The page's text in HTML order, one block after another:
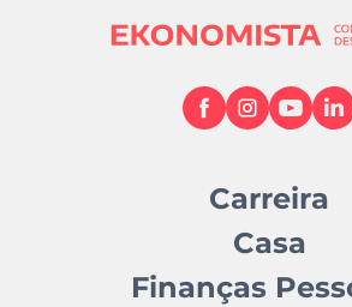
Carreira
Casa
Finanças